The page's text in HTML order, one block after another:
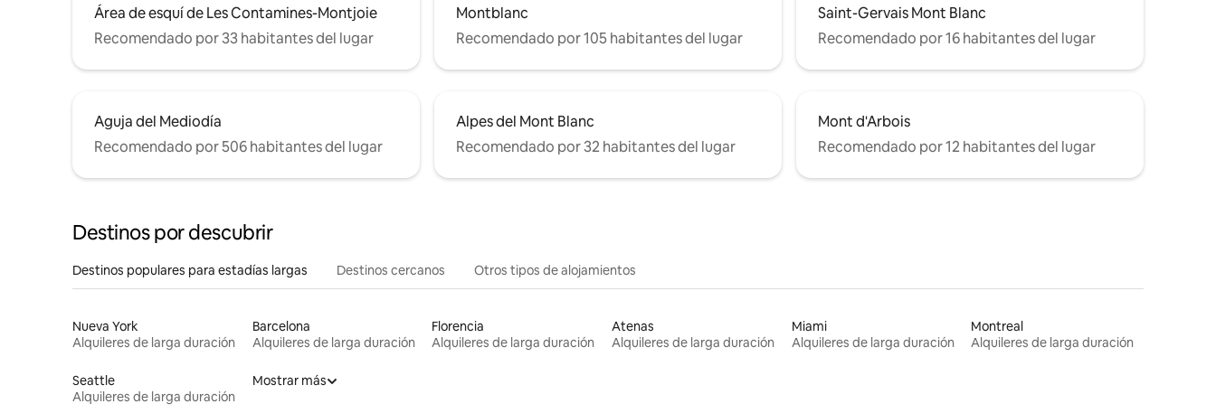
Área de esquí de Les Contamines-Montjoie
Recomendado por 33 habitantes del lugar
Montblanc
Recomendado por 105 habitantes del lugar
Saint-Gervais Mont Blanc
Recomendado por 16 habitantes del lugar
Aguja del Mediodía
Recomendado por 506 habitantes del lugar
Alpes del Mont Blanc
Recomendado por 32 habitantes del lugar
Mont d'Arbois
Recomendado por 12 habitantes del lugar
Destinos por descubrir
Destinos populares para estadías largas Destinos cercanos Otros tipos de alojamientos
Nueva York
Alquileres de larga duración
Barcelona
Alquileres de larga duración
Florencia
Alquileres de larga duración
Atenas
Alquileres de larga duración
Miami
Alquileres de larga duración
Montreal
Alquileres de larga duración
Seattle
Alquileres de larga duración
Mostrar más